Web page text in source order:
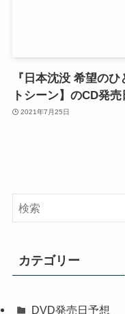
『日本沈没 希望の
トシーン】のCD発
2021年7月25日
カテゴリー
DVD発売日予想